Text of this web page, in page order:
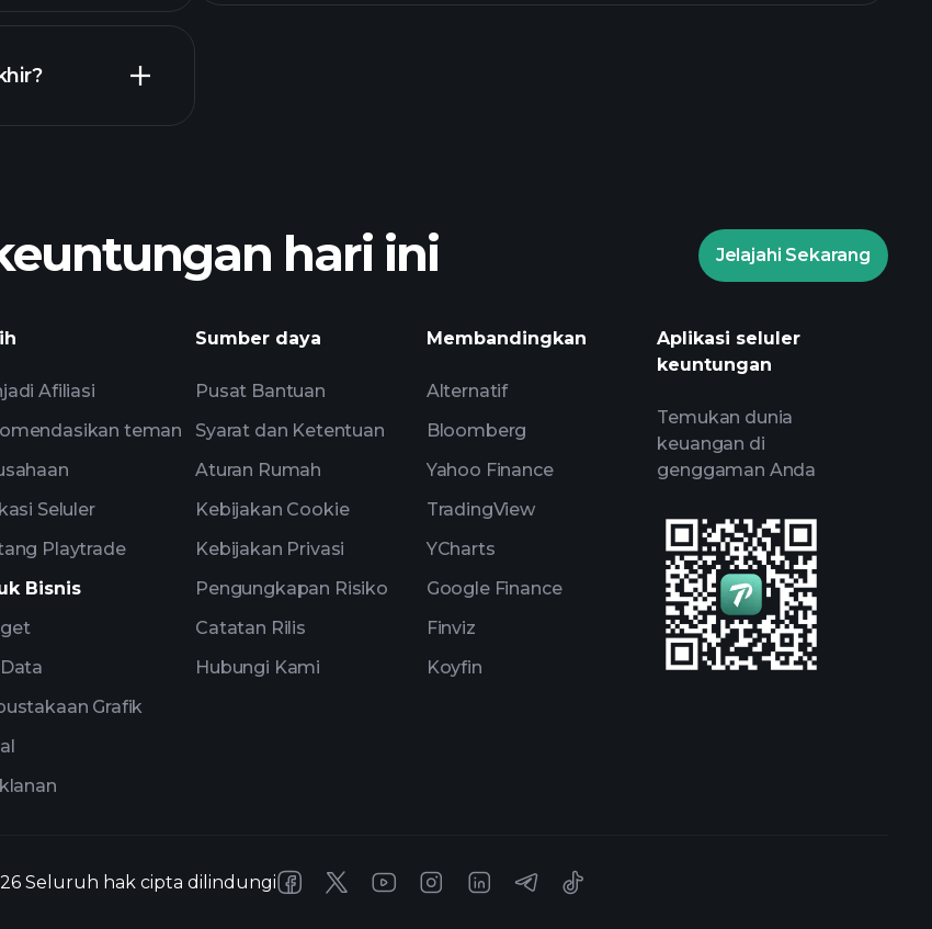
Turnamen Playtrade
wawasan
Portofolio Miliarder
hari ini Jelajahi Sekarang
Afiliasi
teman
Seluler
Playtrade
Bisnis
Grafik
Sumber daya
Pusat Bantuan
Syarat dan Ketentuan
Aturan Rumah
Kebijakan Cookie
Kebijakan Privasi
Pengungkapan Risiko
Catatan Rilis
Hubungi Kami
Membandingkan
Alternatif
Bloomberg
Yahoo Finance
TradingView
YCharts
Google Finance
Finviz
Koyfin
Aplikasi seluler
keuntungan
Temukan dunia
keuangan di
genggaman Anda
Seluruh hak cipta dilindungi